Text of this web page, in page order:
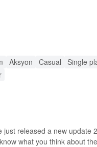
ibang estratehiya at
Armas
sa mga patay.
sa paglalaro.
Aksyon Casual Single
just released a new update
what you think about